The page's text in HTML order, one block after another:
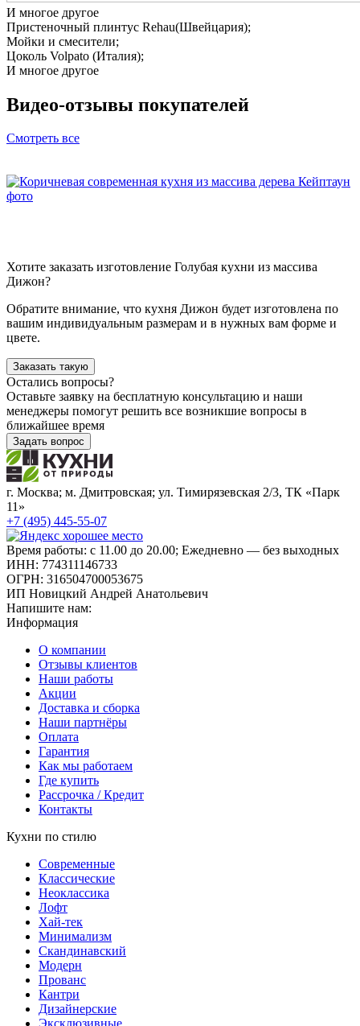
И многое другое
Пристеночный плинтус Rehau(Швейцария);
Мойки и смесители;
Цоколь Volpato (Италия);
И многое другое
Видео-отзывы покупателей
Смотреть все
Хотите заказать изготовление Голубая кухни из массива
Дижон?
Обратите внимание, что кухня Дижон будет изготовлена по
вашим индивидуальным размерам и в нужных вам форме и
цвете.
Заказать такую
Остались вопросы?
Оставьте заявку на бесплатную консультацию и наши
менеджеры помогут решить все возникшие вопросы в
ближайшее время
Задать вопрос
г. Москва; м. Дмитровская; ул. Тимирязевская 2/3, ТК «Парк
11»
+7 (495) 445-55-07
Время работы: с 11.00 до 20.00; Ежедневно — без выходных
ИНН: 774311146733
ОГРН: 316504700053675
ИП Новицкий Андрей Анатольевич
Напишите нам:
Информация
О компании
Отзывы клиентов
Наши работы
Акции
Доставка и сборка
Наши партнёры
Оплата
Гарантия
Как мы работаем
Где купить
Рассрочка / Кредит
Контакты
Кухни по стилю
Современные
Классические
Неоклассика
Лофт
Хай-тек
Минимализм
Скандинавский
Модерн
Прованс
Кантри
Дизайнерские